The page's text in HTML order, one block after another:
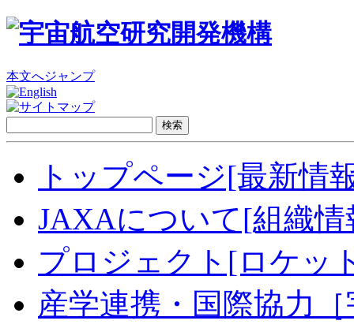
本文へジャンプ
トップページ[最新情
JAXAについて[組織情
プロジェクト[ロケッ
産学連携・国際協力